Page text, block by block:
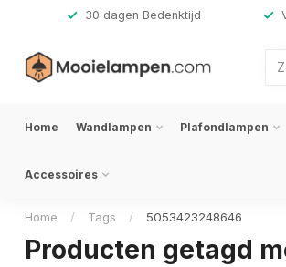
30 dagen Bedenktijd
Home Wandlampen Plafondlampen
Accessoires
Home / Tags / 5053423248646
Producten getagd